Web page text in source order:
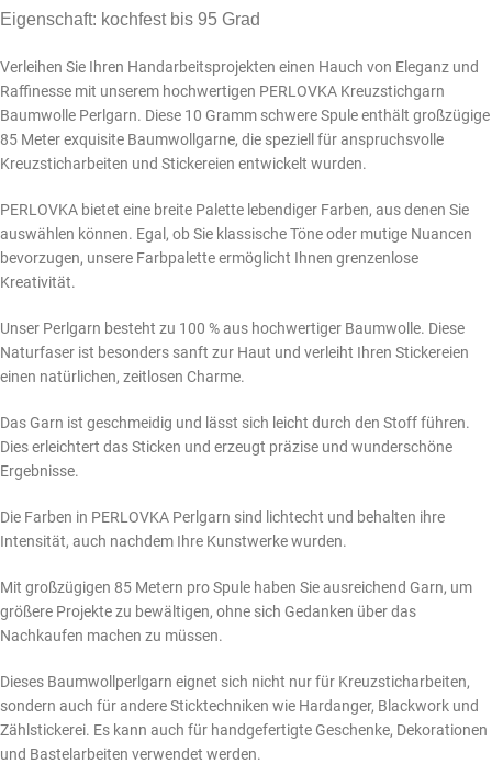
Eigenschaft: kochfest bis 95 Grad
Verleihen Sie Ihren Handarbeitsprojekten einen Hauch von Eleganz und
Raffinesse mit unserem hochwertigen PERLOVKA Kreuzstichgarn
Baumwolle Perlgarn. Diese 10 Gramm schwere Spule enthält großzügige
85 Meter exquisite Baumwollgarne, die speziell für anspruchsvolle
Kreuzsticharbeiten und Stickereien entwickelt wurden.
PERLOVKA bietet eine breite Palette lebendiger Farben, aus denen Sie
auswählen können. Egal, ob Sie klassische Töne oder mutige Nuancen
bevorzugen, unsere Farbpalette ermöglicht Ihnen grenzenlose
Kreativität.
Unser Perlgarn besteht zu 100 % aus hochwertiger Baumwolle. Diese
Naturfaser ist besonders sanft zur Haut und verleiht Ihren Stickereien
einen natürlichen, zeitlosen Charme.
Das Garn ist geschmeidig und lässt sich leicht durch den Stoff führen.
Dies erleichtert das Sticken und erzeugt präzise und wunderschöne
Ergebnisse.
Die Farben in PERLOVKA Perlgarn sind lichtecht und behalten ihre
Intensität, auch nachdem Ihre Kunstwerke wurden.
Mit großzügigen 85 Metern pro Spule haben Sie ausreichend Garn, um
größere Projekte zu bewältigen, ohne sich Gedanken über das
Nachkaufen machen zu müssen.
Dieses Baumwollperlgarn eignet sich nicht nur für Kreuzsticharbeiten,
sondern auch für andere Sticktechniken wie Hardanger, Blackwork und
Zählstickerei. Es kann auch für handgefertigte Geschenke, Dekorationen
und Bastelarbeiten verwendet werden.